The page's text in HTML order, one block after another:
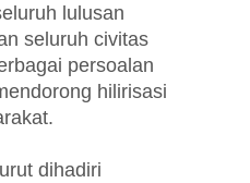
lulusan
seluruh civitas
persoalan
hilirisasi
dihadiri